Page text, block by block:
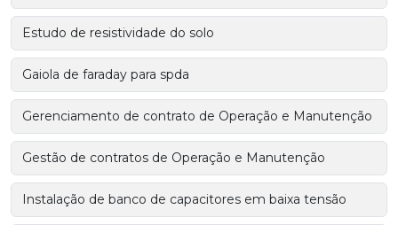
Estudo de resistividade do solo
Gaiola de faraday para spda
Gerenciamento de contrato de Operação e Manutenção
Gestão de contratos de Operação e Manutenção
Instalação de banco de capacitores em baixa tensão